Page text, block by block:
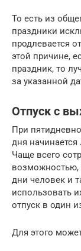
То есть из
праздники
продлевается
этой причине,
праздник, то
за указанной
Отпуск с
При
дня
Чаще всего
возможностью,
дни человек и
использовать
отпуск в один
Для этого